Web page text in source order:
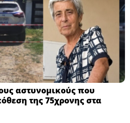
αστυνομικούς που
της 75χρονης στα